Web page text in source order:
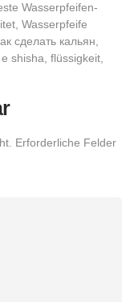
Wasserpfeifen-
Wasserpfeife
сделать кальян,
shisha, flüssigkeit,
Erforderliche Felder